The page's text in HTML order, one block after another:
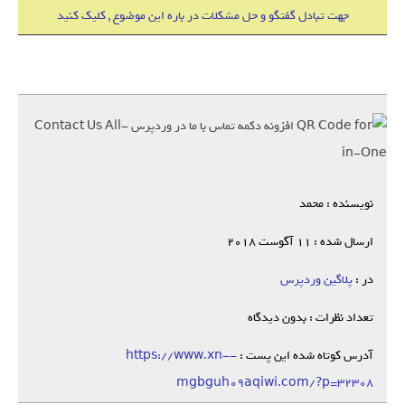
جهت تبادل گفتگو و حل مشکلات در باره این موضوع , کلیک کنید
نویسنده : محمد
ارسال شده : 11 آگوست 2018
در :پلاگین وردپرس
تعداد نظرات : بدون دیدگاه
آدرس کوتاه شده این پست :https://www.xn--
mgbguh09aqiwi.com/?p=32308